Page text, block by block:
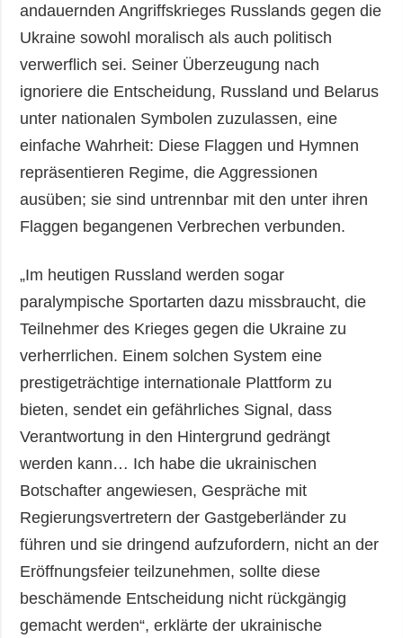
andauernden Angriffskrieges Russlands gegen die
Ukraine sowohl moralisch als auch politisch
verwerflich sei. Seiner Überzeugung nach
ignoriere die Entscheidung, Russland und Belarus
unter nationalen Symbolen zuzulassen, eine
einfache Wahrheit: Diese Flaggen und Hymnen
repräsentieren Regime, die Aggressionen
ausüben; sie sind untrennbar mit den unter ihren
Flaggen begangenen Verbrechen verbunden.
„Im heutigen Russland werden sogar
paralympische Sportarten dazu missbraucht, die
Teilnehmer des Krieges gegen die Ukraine zu
verherrlichen. Einem solchen System eine
prestigeträchtige internationale Plattform zu
bieten, sendet ein gefährliches Signal, dass
Verantwortung in den Hintergrund gedrängt
werden kann… Ich habe die ukrainischen
Botschafter angewiesen, Gespräche mit
Regierungsvertretern der Gastgeberländer zu
führen und sie dringend aufzufordern, nicht an der
Eröffnungsfeier teilzunehmen, sollte diese
beschämende Entscheidung nicht rückgängig
gemacht werden“, erklärte der ukrainische